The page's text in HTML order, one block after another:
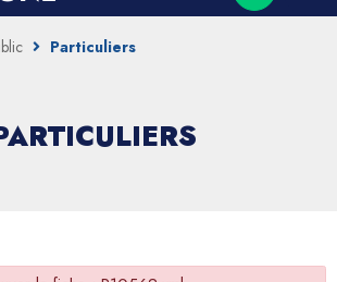
Particuliers